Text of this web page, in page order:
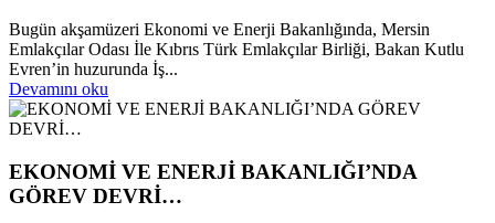
Bugün akşamüzeri Ekonomi ve Enerji Bakanlığında, Mersin
Emlakçılar Odası İle Kıbrıs Türk Emlakçılar Birliği, Bakan Kutlu
Evren’in huzurunda İş...
Devamını oku
EKONOMİ VE ENERJİ BAKANLIĞI’NDA
GÖREV DEVRİ…